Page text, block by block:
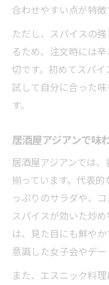
合わせやすい点が特徴
ただし、スパイスの
るため、注文時には
切です。初めてスパ
試して自分に合った
す。
居酒屋アジアンで味
居酒屋アジアンでは
揃っています。代表
っぷりのサラダや、
スパイスが効いた炒
は、見た目にも鮮や
意識した女子会やデー
また、エスニック料